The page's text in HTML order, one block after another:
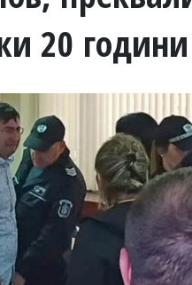
20 години